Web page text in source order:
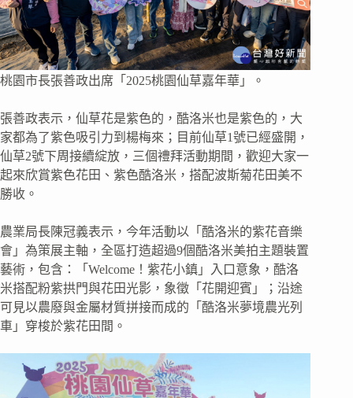
桃園市長張善政出席「2025桃園仙草嘉年華」。
張善政表示，仙草花是紫色的，酷洛米也是紫色的，大
家都為了紫色吸引力到楊梅來；目前仙草1號已經盛開，
仙草2號下周接續綻放，三個禮拜活動期間，歡迎大家一
起來欣賞紫色花田、紫色酷洛米，搭配波斯菊花田美不
勝收。
農業局長陳冠義表示，今年活動以「酷洛米的紫花音樂
會」為策展主軸，全區打造超過9個酷洛米美拍主題裝置
藝術，包含：「Welcome！紫花小鎮」入口意象，酷洛
米搭配粉紫拱門與花田光影，象徵「花開迎賓」；沿途
可見以農廢與金屬材質拼接而成的「酷洛米夢境農光列
車」穿梭於紫花田間。